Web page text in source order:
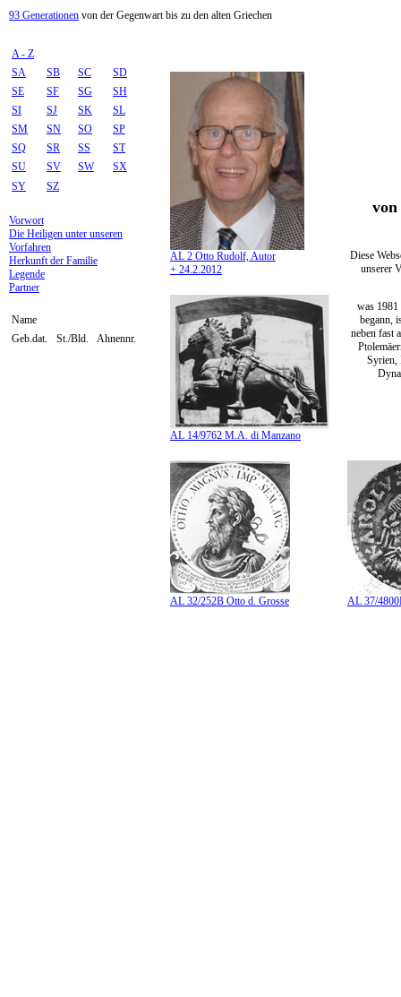
93 Generationen von der Gegenwart bis zu den alten Griechen
A - Z
SA
SB SC
SD
SE
SF SG
SH
SI
SJ SK
SL
SM
SN SO
SP
SQ
SR SS
ST
SU
SV SW
SX
SY
SZ
Vorwort
Die Heiligen unter unseren
Vorfahren
Herkunft der Familie
Legende
Partner
Name
Geb.dat.
St./Bld. Ahnennr.
AL 2 Otto Rudolf, Autor
+ 24.2.2012
von
Diese
unserer
was 1981
begann,
neben fast
Syrien,
AL 14/9762 M.A. di Manzano
AL 32/252B Otto d. Grosse AL 37/